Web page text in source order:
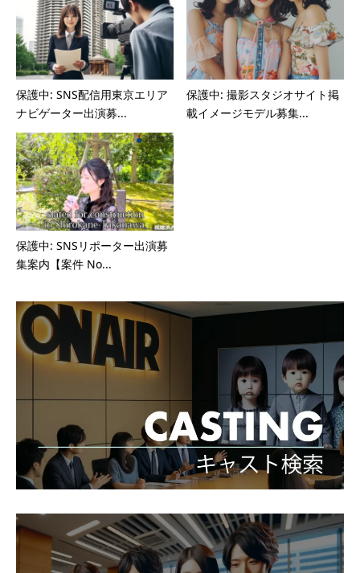
保護中: SNS配信用東京エリア
ナビゲーター出演募...
保護中: 撮影スタジオサイト掲
載イメージモデル募集...
保護中: SNSリポーター出演募
集案内【案件 No...